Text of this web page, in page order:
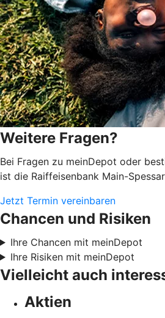
Weitere Fragen?
Bei Fragen zu meinDepot oder
ist die Raiffeisenbank Main-
Jetzt Termin vereinbaren
Chancen und Risiken
Ihre Chancen mit meinDepot
Ihre Risiken mit meinDepot
Vielleicht auch
Aktien